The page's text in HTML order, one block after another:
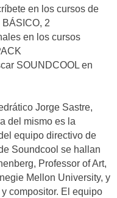
en los cursos de
2
en los cursos
SOUNDCOOL en
Jorge Sastre,
del mismo es la
equipo directivo de
Soundcool se hallan
Professor of Art,
Mellon University, y
compositor. El equipo